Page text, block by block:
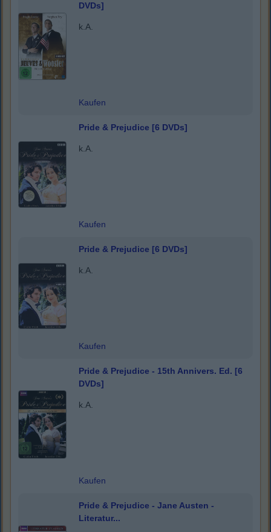
DVDs]
k.A.
Kaufen
Pride & Prejudice [6 DVDs]
k.A.
Kaufen
Pride & Prejudice [6 DVDs]
k.A.
Kaufen
Pride & Prejudice - 15th Annivers. Ed. [6
DVDs]
k.A.
Kaufen
Pride & Prejudice - Jane Austen -
Literatur...